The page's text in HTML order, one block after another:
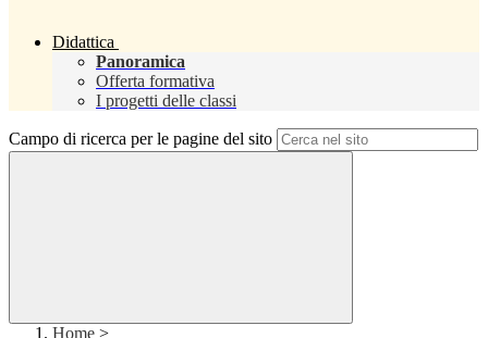
Didattica
Panoramica
Offerta formativa
I progetti delle classi
Campo di ricerca per le pagine del sito
Home >